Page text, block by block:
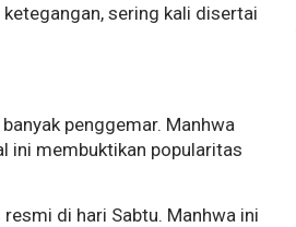
sering kali disertai
penggemar. Manhwa
ini membuktikan popularitas
di hari Sabtu. Manhwa ini